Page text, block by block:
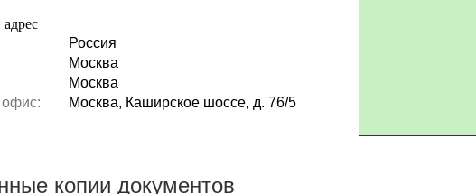
Россия
Москва
Москва
Москва, Каширское шоссе, д. 76/5
копии документов